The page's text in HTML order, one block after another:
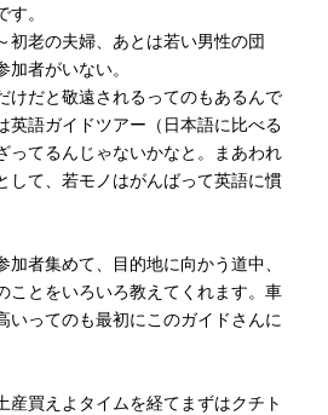
。
初老の夫婦、あとは若い男性の団
者がいない。
けだと敬遠されるってのもあるんで
英語ガイドツアー（日本語に比べる
ってるんじゃないかなと。まあわれ
して、若モノはがんばって英語に慣
者集めて、目的地に向かう道中、
ことをいろいろ教えてくれます。車
いってのも最初にこのガイドさんに
産買えよタイムを経てまずはクチト